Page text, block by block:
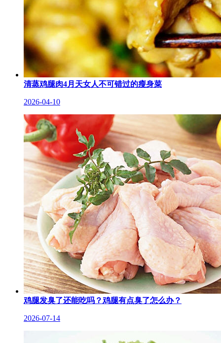
清蒸鸡腿肉4月天女人不可错过的瘦身菜
2026-04-10
鸡腿发臭了还能吃吗？鸡腿有点臭了怎么办？
2026-07-14